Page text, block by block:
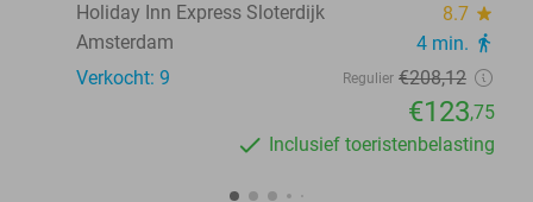
Holiday Inn Express Sloterdijk
8.7 star
Amsterdam 4 min. directions_walk
Verkocht: 9 Regulier €208,12
€123,75
Inclusief toeristenbelasting